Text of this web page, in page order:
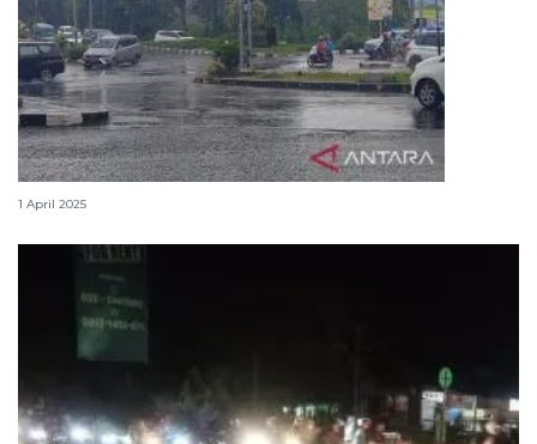
H2 Lebaran, jalur utama Cianjur ramai lancar
1 April 2025